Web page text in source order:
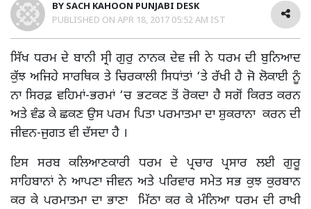
BY SACH KAHOON PUNJABI DESK
PUBLISHED ON APR 18, 2017 05:52 AM IST
ਸਿੱਖ ਧਰਮ ਦੇ ਬਾਨੀ ਸ੍ਰੀ ਗੁਰੁ ਨਾਨਕ ਦੇਵ ਜੀ ਨੇ ਧਰਮ ਦੀ ਬੁਨਿਆਦ
ਕੁੱਝ ਅਜਿਹੇ ਸਾਰਥਿਕ ਤੇ ਚਿਰਕਾਲੀ ਸਿਧਾਂਤਾਂ ‘ਤੇ ਰੱਖੀ ਹੈ ਜੋ ਲੋਕਾਈ ਨੂੰ
ਨਾ ਸਿਰਫ਼ ਵਹਿਮਾਂ-ਭਰਮਾਂ ‘ਚ ਭਟਕਣ ਤੋਂ ਰੋਕਦਾ ਹੈ ਸਗੋਂ ਕਿਰਤ ਕਰਨ
ਅਤੇ ਵੰਡ ਕੇ ਛਕਣ ਉਸ ਪਰਮ ਪਿਤਾ ਪਰਮਾਤਮਾ ਦਾ ਸ਼ੁਕਰਾਨਾ ਕਰਨ ਦੀ
ਜੀਵਨ-ਜੁਗਤ ਵੀ ਦੱਸਦਾ ਹੈ ।
ਇਸ ਸਰਬ ਕਲਿਆਣਕਾਰੀ ਧਰਮ ਦੇ ਪ੍ਰਚਾਰ ਪ੍ਰਸਾਰ ਲਈ ਗੁਰੂ
ਸਾਹਿਬਾਨਾਂ ਨੇ ਆਪਣਾ ਜੀਵਨ ਅਤੇ ਪਰਿਵਾਰ ਸਮੇਤ ਸਭ ਕੁਝ ਕੁਰਬਾਨ
ਕਰ ਕੇ ਪਰਮਾਤਮਾ ਦਾ ਭਾਣਾ ਮਿੱਠਾ ਕਰ ਕੇ ਮੰਨਿਆ ਧਰਮ ਦੀ ਰਾਖੀ